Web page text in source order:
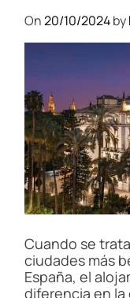
On20/10/2024by
Cuando se
ciudades más
España, el
diferencia en la